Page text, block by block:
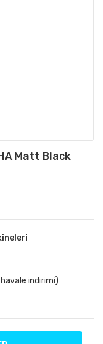
Matt Black
indirimi)